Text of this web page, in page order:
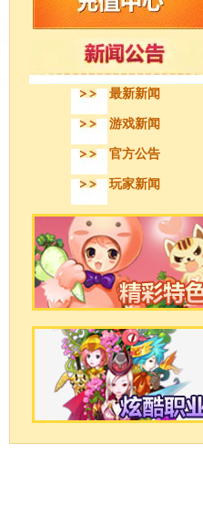
最新新闻
游戏新闻
官方公告
玩家新闻